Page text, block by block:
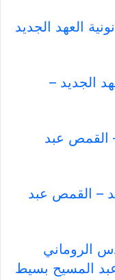
العهد الجديد
الجديد –
– القمص عبد
– القمص عبد
الروماني
عبد المسيح بسيط